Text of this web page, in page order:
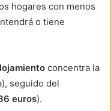
hogares con menos
o tiene
concentra la
seguido del
euros).